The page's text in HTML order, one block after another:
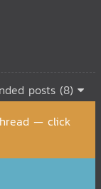
posts (8)
— click